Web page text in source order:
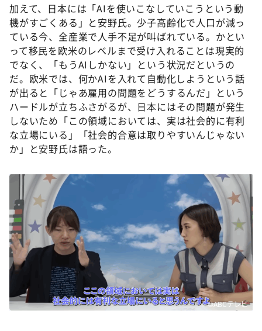
加えて、日本には「AIを使いこなしていこうという動
機がすごくある」と安野氏。少子高齢化で人口が減っ
ている今、全産業で人手不足が叫ばれている。かとい
って移民を欧米のレベルまで受け入れることは現実的
でなく、「もうAIしかない」という状況だというの
だ。欧米では、何かAIを入れて自動化しようという話
が出ると「じゃあ雇用の問題をどうするんだ」という
ハードルが立ちふさがるが、日本にはその問題が発生
しないため「この領域においては、実は社会的に有利
な立場にいる」「社会的合意は取りやすいんじゃない
か」と安野氏は語った。
©ABCテレビ